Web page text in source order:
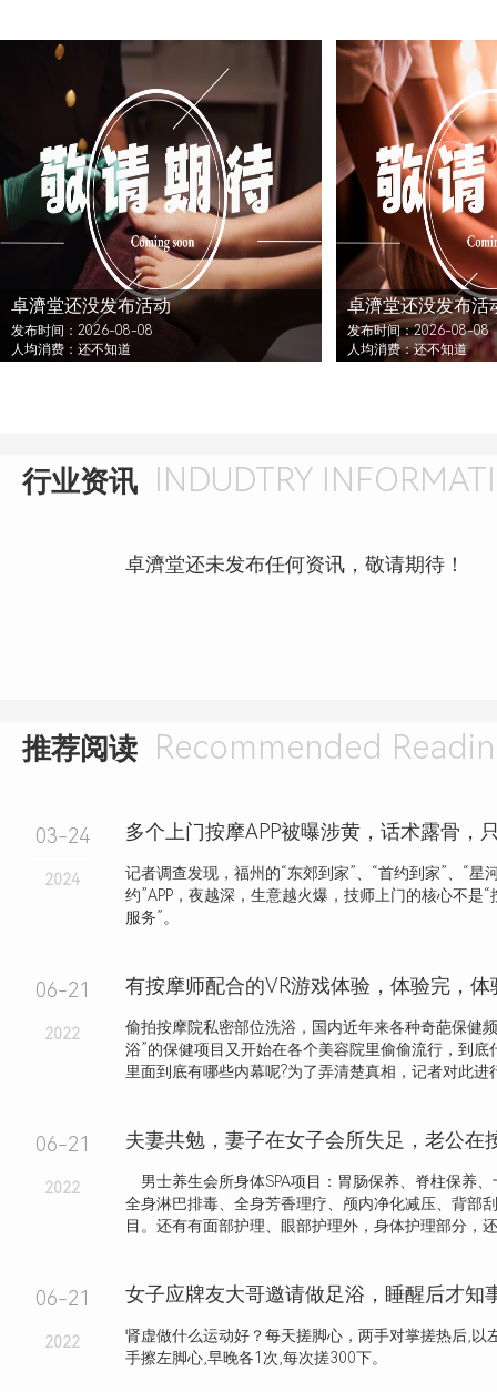
卓濟堂还没发布活动
发布时间：2026-08-08
人均消费：还不知道
卓濟堂还没发布活
发布时间：2026-08-08
人均消费：还不知道
行业资讯 INDUDTRY
卓濟堂还未发布任何资讯，敬请期待！
推荐阅读 Recommended
03-24
2024
记者调查发现，福州的“东郊到家”、“首约到家”、“星
约”APP，夜越深，生意越火爆，技师上门的核心不是“
服务”。
06-21
2022
有按摩师配合的VR游戏体验，体验完，体
偷拍按摩院私密部位洗浴，国内近年来各种奇葩保健
浴”的保健项目又开始在各个美容院里偷偷流行，到底
里面到底有哪些内幕呢?为了弄清楚真相，记者对此进
06-21
2022
男士养生会所身体SPA项目：胃肠保养、脊柱保养
全身淋巴排毒、全身芳香理疗、颅内净化减压、背部
目。还有有面部护理、眼部护理外，身体护理部分，
06-21
2022
肾虚做什么运动好？每天搓脚心，两手对掌搓热后,以
手擦左脚心,早晚各1次,每次搓300下。